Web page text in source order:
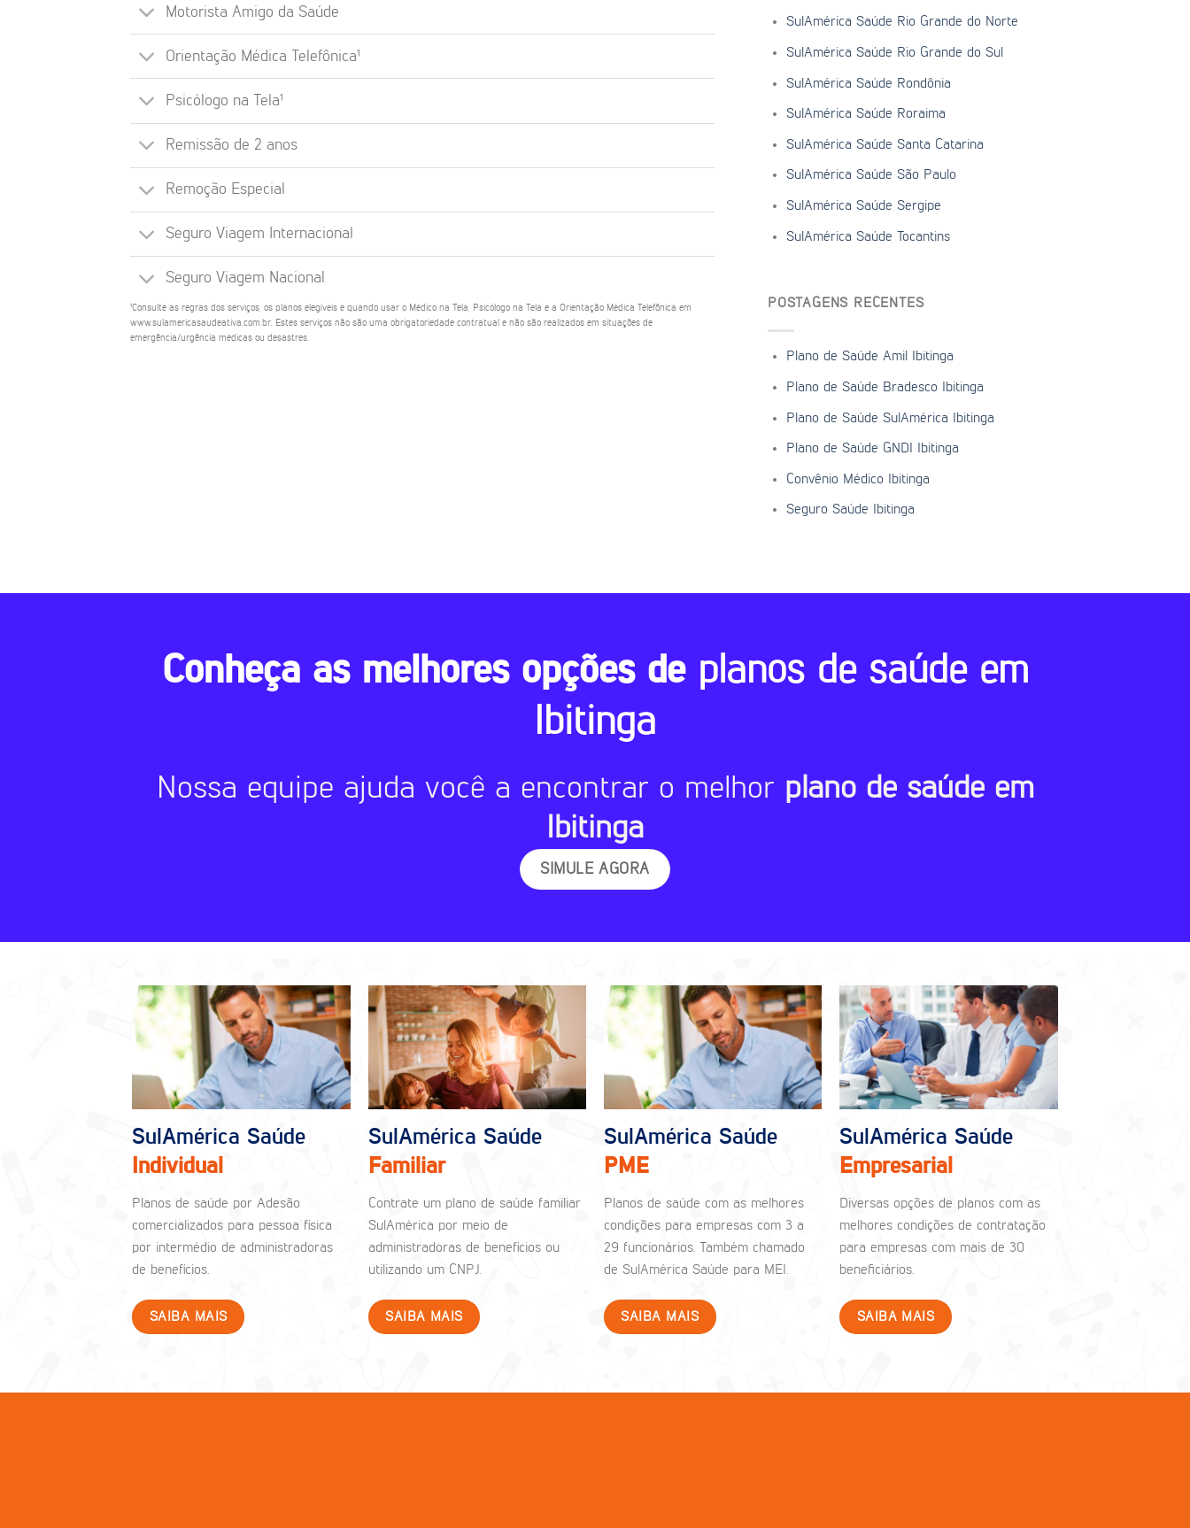
Motorista Amigo da Saúde
Orientação Médica Telefônica¹
Psicólogo na Tela¹
Remissão de 2 anos
Remoção Especial
Seguro Viagem Internacional
Seguro Viagem Nacional
¹Consulte as regras dos serviços, os planos elegíveis e quando usar o Médico na Tela, Psicólogo na Tela e a Orientação Médica Telefônica em
www.sulamericasaudeativa.com.br. Estes serviços não são uma obrigatoriedade contratual e não são realizados em situações de
emergência/urgência médicas ou desastres.
SulAmérica Saúde Rio Grande do Norte
SulAmérica Saúde Rio Grande do Sul
SulAmérica Saúde Rondônia
SulAmérica Saúde Roraima
SulAmérica Saúde Santa Catarina
SulAmérica Saúde São Paulo
SulAmérica Saúde Sergipe
SulAmérica Saúde Tocantins
POSTAGENS RECENTES
Plano de Saúde Amil Ibitinga
Plano de Saúde Bradesco Ibitinga
Plano de Saúde SulAmérica Ibitinga
Plano de Saúde GNDI Ibitinga
Convênio Médico Ibitinga
Seguro Saúde Ibitinga
Conheça as melhores opções de planos de saúde em
Ibitinga
Nossa equipe ajuda você a encontrar o melhor plano de saúde em
Ibitinga
SIMULE AGORA
SulAmérica Saúde
Individual
Planos de saúde por Adesão
comercializados para pessoa física
por intermédio de administradoras
de benefícios.
SAIBA MAIS
SulAmérica Saúde
Familiar
Contrate um plano de saúde familiar
SulAmérica por meio de
administradoras de benefícios ou
utilizando um CNPJ.
SAIBA MAIS
SulAmérica Saúde
PME
Planos de saúde com as melhores
condições para empresas com 3 a
29 funcionários. Também chamado
de SulAmérica Saúde para MEI.
SAIBA MAIS
SulAmérica Saúde
Empresarial
Diversas opções de planos com as
melhores condições de contratação
para empresas com mais de 30
beneficiários.
SAIBA MAIS